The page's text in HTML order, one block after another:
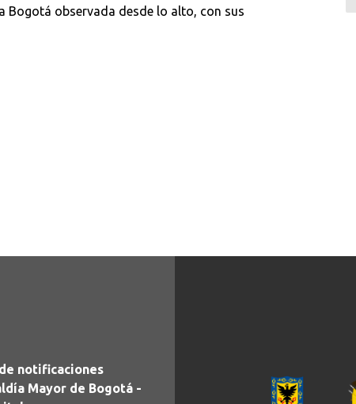
Bogotá observada desde lo alto, con sus
notificaciones
Mayor de Bogotá -